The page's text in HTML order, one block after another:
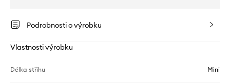
Podrobnosti o výrobku
Vlastnosti výrobku
Délka střihu Mini